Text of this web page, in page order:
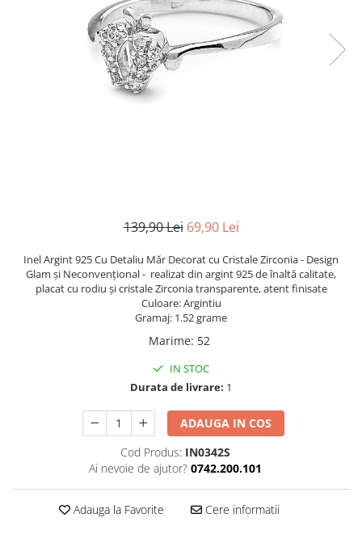
139,90 Lei 69,90 Lei
Inel Argint 925 Cu Detaliu Măr Decorat cu Cristale Zirconia - Design
Glam și Neconvențional - realizat din argint 925 de înaltă calitate,
placat cu rodiu și cristale Zirconia transparente, atent finisate
Culoare: Argintiu
Gramaj: 1.52 grame
Marime: 52
IN STOC
Durata de livrare: 1
ADAUGA IN COS
Cod Produs: IN0342S
Ai nevoie de ajutor? 0742.200.101
Adauga la Favorite Cere informatii